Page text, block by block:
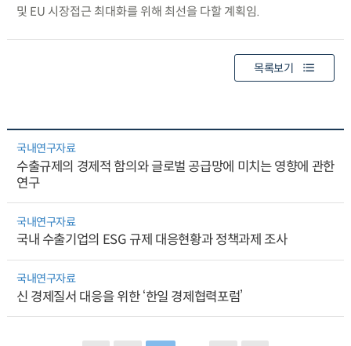
및 EU 시장접근 최대화를 위해 최선을 다할 계획임.
목록보기
국내연구자료
수출규제의 경제적 함의와 글로벌 공급망에 미치는 영향에 관한
연구
국내연구자료
국내 수출기업의 ESG 규제 대응현황과 정책과제 조사
국내연구자료
신 경제질서 대응을 위한 ‘한일 경제협력포럼’